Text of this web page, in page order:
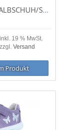
FRODDO KINDER HALBSCHUH/SNEAKER ROSARIO GREY/PINK (PINK) G2130316-9
inkl. 19 % MwSt.
zzgl. Versand
Produkt